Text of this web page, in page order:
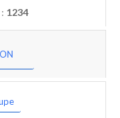
1234